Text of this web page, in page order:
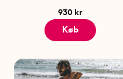
930 kr
Køb